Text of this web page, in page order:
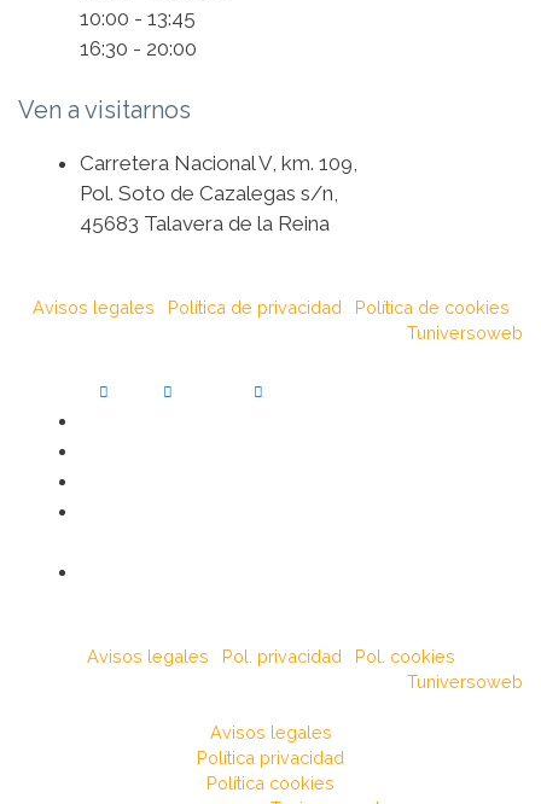
10:00 - 13:45
16:30 - 20:00
Ven a visitarnos
Carretera Nacional V, km. 109,
Pol. Soto de Cazalegas s/n,
45683 Talavera de la Reina
Avisos legales
Política de privacidad| Política de cookies
Tuniversoweb
Avisos legales
Pol. privacidad
Pol. cookies
Tuniversoweb
Avisos legales
Política privacidad
Política cookies